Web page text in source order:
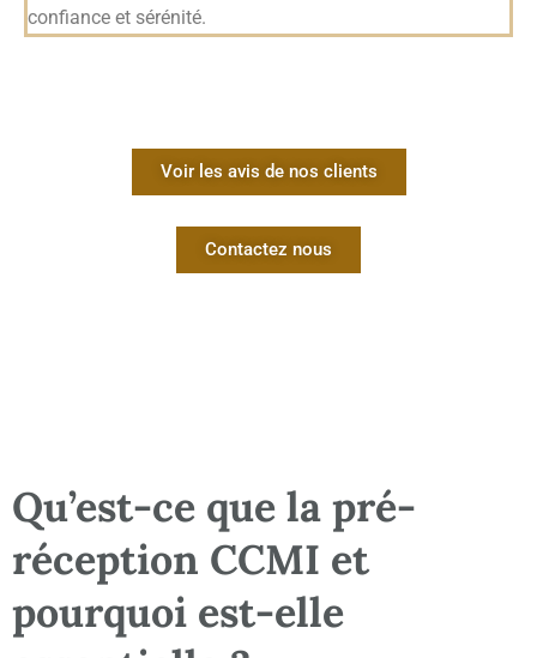
confiance et sérénité.
Voir les avis de nos clients
Contactez nous
Qu’est-ce que la pré-
réception CCMI et
pourquoi est-elle